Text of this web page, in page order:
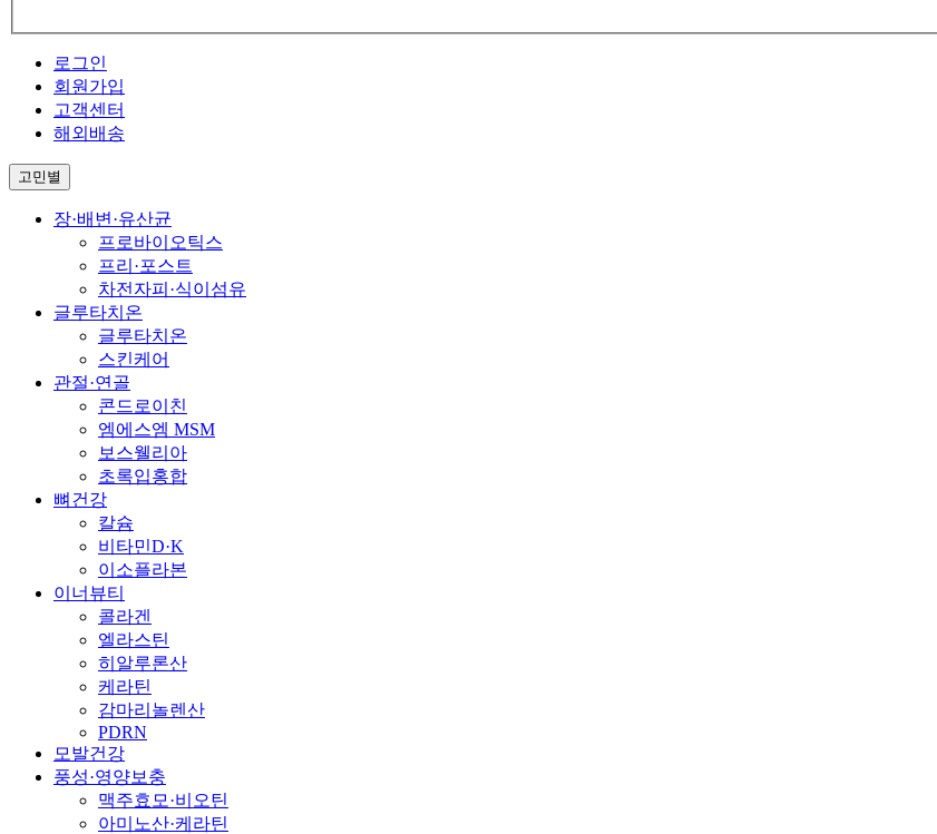
로그인
회원가입
고객센터
해외배송
고민별
장·배변·유산균
프로바이오틱스
프리·포스트
차전자피·식이섬유
글루타치온
글루타치온
스킨케어
관절·연골
콘드로이친
엠에스엠 MSM
보스웰리아
초록입홍합
뼈건강
칼슘
비타민D·K
이소플라본
이너뷰티
콜라겐
엘라스틴
히알루론산
케라틴
감마리놀렌산
PDRN
모발건강
풍성·영양보충
맥주효모·비오틴
아미노산·케라틴